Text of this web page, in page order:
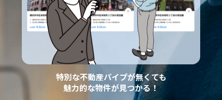
特別な不動産パイプが無くても
魅力的な物件が見つかる！